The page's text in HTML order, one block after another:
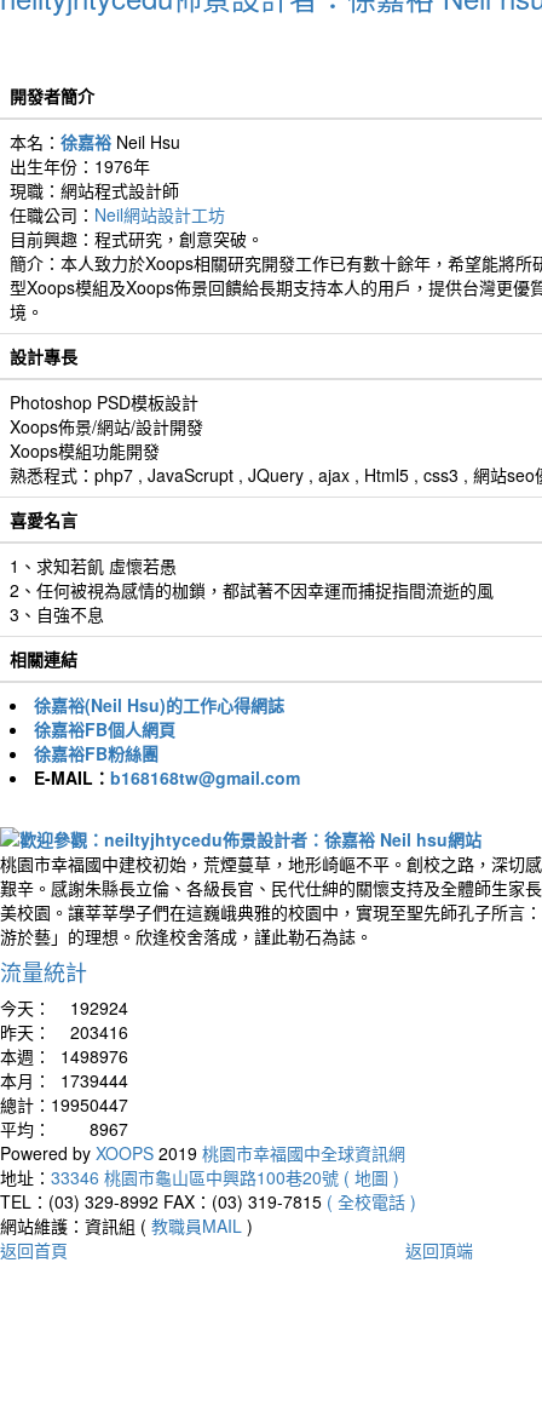
開發者簡介
本名： 徐嘉裕 Neil Hsu
出生年份：1976年
現職：網站程式設計師
任職公司： Neil網站設計工坊
目前興趣：程式研究，創意突破。
簡介：本人致力於Xoops相關研究開發工作已有數十餘年，希望能將所
型Xoops模組及Xoops佈景回饋給長期支持本人的用戶，提供台灣更優
境。
設計專長
Photoshop PSD模板設計
Xoops佈景/網站/設計開發
Xoops模組功能開發
熟悉程式：php7 , JavaScrupt , JQuery , ajax , Html5 , css3 , 網站seo
喜愛名言
1、求知若飢 虛懷若愚
2、任何被視為感情的枷鎖，都試著不因幸運而捕捉指間流逝的風
3、自強不息
相關連結
徐嘉裕(Neil Hsu)的工作心得網誌
徐嘉裕FB個人網頁
徐嘉裕FB粉絲團
E-MAIL： b168168tw@gmail.com
桃園市幸福國中建校初始，荒煙蔓草，地形崎嶇不平。創校之路，深切
艱辛。感謝朱縣長立倫、各級長官、民代仕紳的關懷支持及全體師生家
美校園。讓莘莘學子們在這巍峨典雅的校園中，實現至聖先師孔子所言
游於藝」的理想。欣逢校舍落成，謹此勒石為誌。
流量統計
今天：
192924
昨天：
203416
本週：
1498976
本月：
1739444
總計： 19950447
平均：
8967
Powered by XOOPS 2019 桃園市幸福國中全球資訊網
地址： 33346 桃園市龜山區中興路100巷20號 ( 地圖 )
TEL：(03) 329-8992 FAX：(03) 319-7815 ( 全校電話 )
網站維護：資訊組 ( 教職員MAIL )
返回首頁
返回頂端